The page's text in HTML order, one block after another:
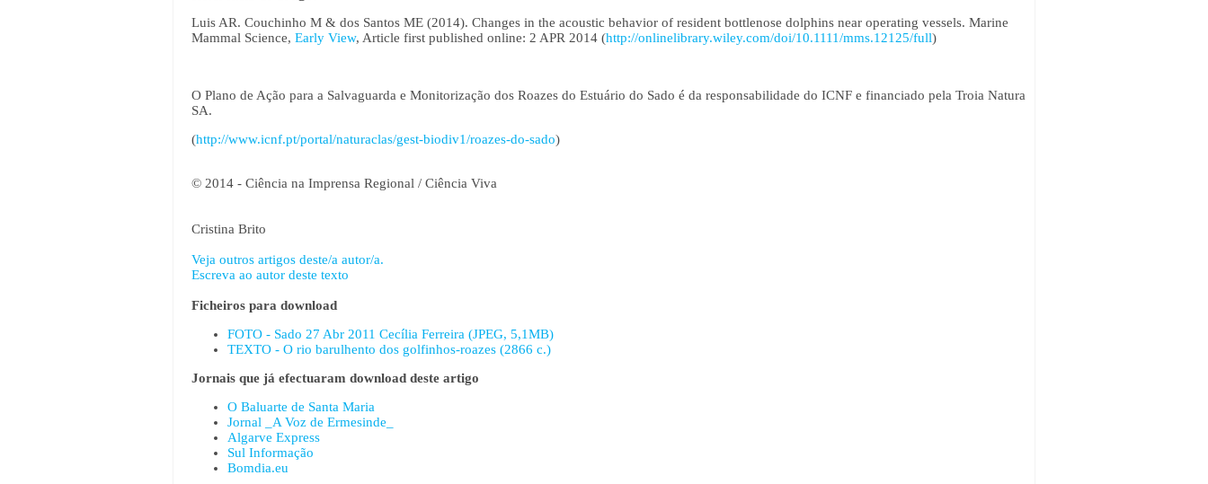
Luis AR. Couchinho M & dos Santos ME (2014). Changes in the acoustic behavior of resident bottlenose dolphins near operating vessels. Marine
Mammal Science, Early View, Article first published online: 2 APR 2014 (http://onlinelibrary.wiley.com/doi/10.1111/mms.12125/full)
O Plano de Ação para a Salvaguarda e Monitorização dos Roazes do Estuário do Sado é da responsabilidade do ICNF e financiado pela Troia Natura
SA.
(http://www.icnf.pt/portal/naturaclas/gest-biodiv1/roazes-do-sado)
© 2014 - Ciência na Imprensa Regional / Ciência Viva
Cristina Brito
Veja outros artigos deste/a autor/a.
Escreva ao autor deste texto
Ficheiros para download
FOTO - Sado 27 Abr 2011 Cecília Ferreira (JPEG, 5,1MB)
TEXTO - O rio barulhento dos golfinhos-roazes (2866 c.)
Jornais que já efectuaram download deste artigo
O Baluarte de Santa Maria
Jornal _A Voz de Ermesinde_
Algarve Express
Sul Informação
Bomdia.eu